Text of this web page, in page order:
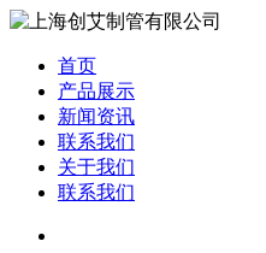
首页
产品展示
新闻资讯
联系我们
关于我们
联系我们